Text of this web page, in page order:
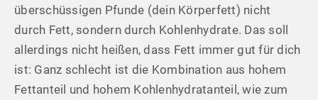
überschüssigen Pfunde (dein Körperfett) nicht
durch Fett, sondern durch Kohlenhydrate. Das soll
allerdings nicht heißen, dass Fett immer gut für dich
ist: Ganz schlecht ist die Kombination aus hohem
Fettanteil und hohem Kohlenhydratanteil, wie zum